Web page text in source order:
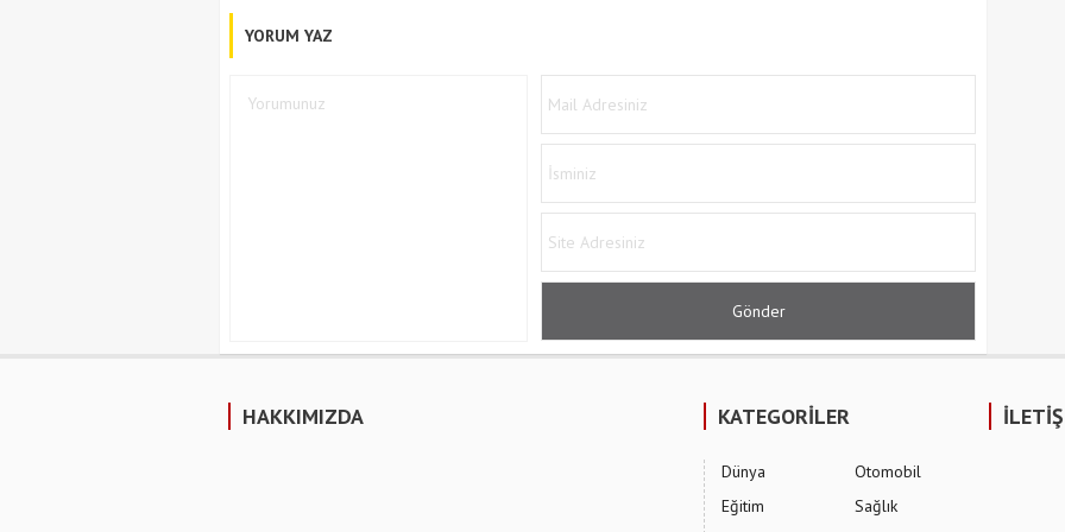
YORUM YAZ
HAKKIMIZDA KATEGORİLER
Dünya
Eğitim
Otomobil
Sağlık